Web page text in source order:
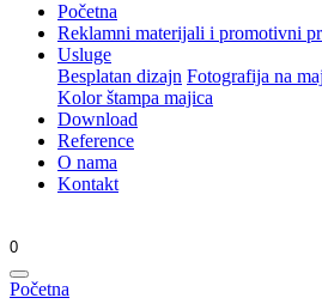
Početna
Reklamni materijali i promotivni
Usluge
Besplatan dizajn Fotografija na
Kolor štampa majica
Download
Reference
O nama
Kontakt
0
Početna